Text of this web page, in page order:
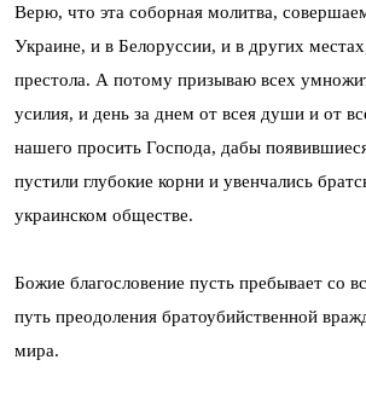
Верю, что эта соборная молитва,
Украине, и в Белоруссии, и в других
престола. А потому призываю всех
усилия, и день за днем от всея души и от
нашего просить Господа, дабы
пустили глубокие корни и увенчались
украинском обществе.
Божие благословение пусть пребывает со
путь преодоления братоубийственной
мира.